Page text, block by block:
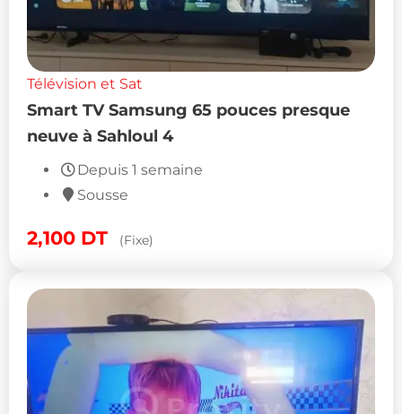
Télévision et Sat
Smart TV Samsung 65 pouces presque
neuve à Sahloul 4
Depuis 1 semaine
Sousse
2,100 DT (Fixe)